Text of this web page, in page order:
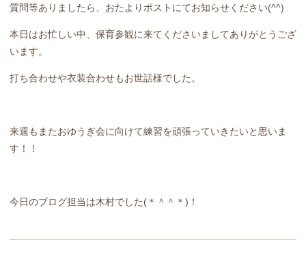
質問等ありましたら、おたよりポストにてお知らせください(^^)
本日はお忙しい中、保育参観に来てくださいましてありがとうござ
います。
打ち合わせや衣装合わせもお世話様でした。
来週もまたおゆうぎ会に向けて練習を頑張っていきたいと思いま
す！！
今日のブログ担当は木村でした(＊＾＾＊)！